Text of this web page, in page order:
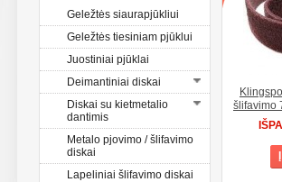
Geležtės siaurapjūkliui
Geležtės tiesiniam pjūklui
Juostiniai pjūklai
Deimantiniai diskai
Diskai su kietmetalio
dantimis
Metalo pjovimo / šlifavimo
diskai
Lapeliniai šlifavimo diskai
šlifavimo